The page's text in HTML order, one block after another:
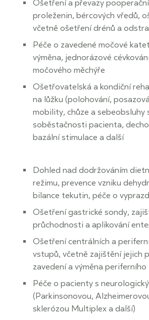
Ošetření a převazy
proleženin, bércových vředů,
včetně ošetření drénů a
Péče o zavedené močové
výměna, jednorázové
močového měchýře
Ošetřovatelská a kondiční
na lůžku (polohování,
mobility, chůze a sebeobsluhy
soběstačnosti pacienta,
bazální stimulace a další
Dohled nad dodržováním
režimu, prevence vzniku
bilance tekutin, péče o
Ošetření gastrické sondy,
průchodnosti a aplikování
Ošetření centrálních a
vstupů, včetně zajištění jejich
zavedení a výměna
Péče o pacienty s
(Parkinsonovou,
sklerózou Multiplex a další)